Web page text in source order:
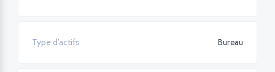
Type d’actifs Bureau